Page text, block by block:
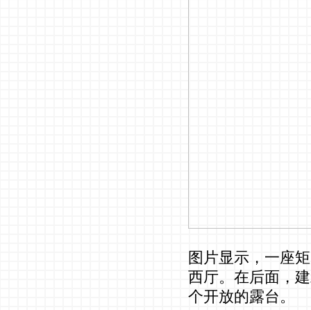
图片显示，一座
西厅。在后面，
个开放的露台。